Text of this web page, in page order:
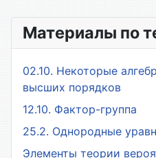
Материалы по
02.10. Некоторые
высших порядков
12.10. Фактор-группа
25.2. Однородные
Элементы теории